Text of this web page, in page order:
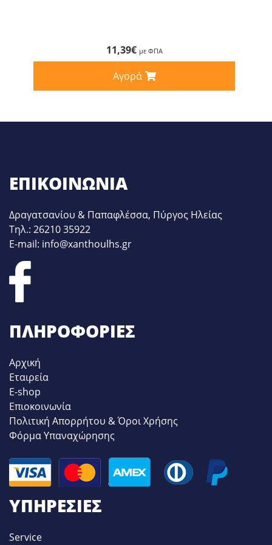
11,39€ με ΦΠΑ
Αγορά
ΕΠΙΚΟΙΝΩΝΊΑ
Δραγατσανίου & Παπαφλέσσα, Πύργος Ηλείας
Τηλ.: 26210 35922
E-mail: info@xanthoulhs.gr
ΠΛΗΡΟΦΟΡΊΕΣ
Αρχική
Εταιρεία
E-shop
Επιοκοινωνία
Πολιτική Απορρήτου & Όροι Χρήσης
Φόρμα Υπαναχώρησης
ΥΠΗΡΕΣΊΕΣ
Service